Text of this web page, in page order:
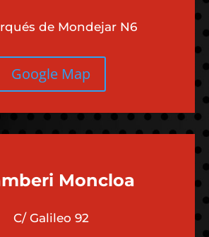
de Mondejar N6
Google Map
Moncloa
C/ Galileo 92